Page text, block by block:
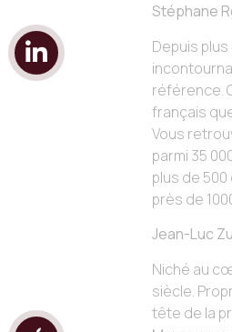
Stéphane
Depuis
référence.
français
Vous
parmi 35
plus de
près de
Jean-Luc
Niché au
siècle.
tête de la